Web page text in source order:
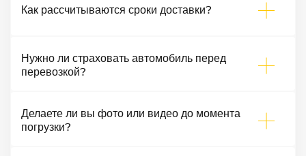
Как рассчитываются сроки доставки?
Нужно ли страховать автомобиль перед
перевозкой?
Делаете ли вы фото или видео до момента
погрузки?